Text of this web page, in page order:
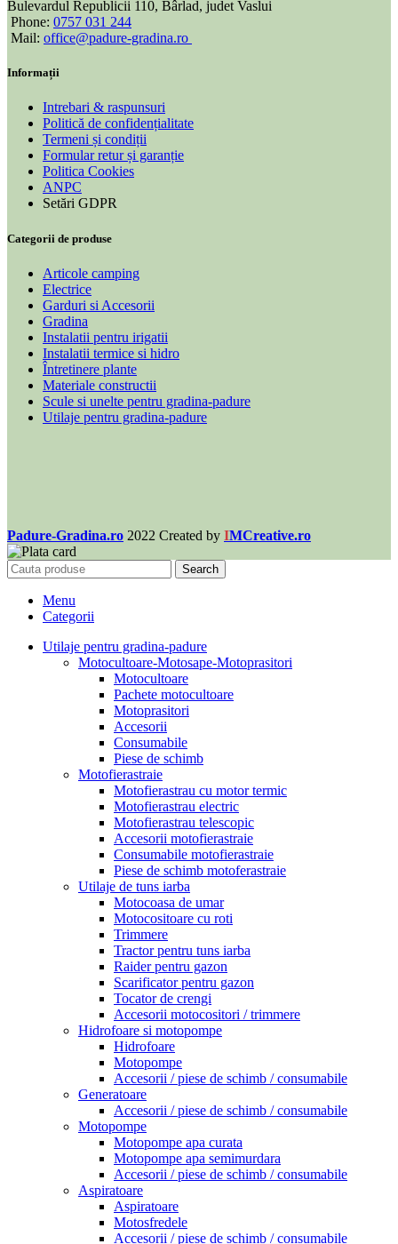
Bulevardul Republicii 110, Bârlad, judet Vaslui
Phone: 0757 031 244
Mail: office@padure-gradina.ro
Informații
Intrebari & raspunsuri
Politică de confidențialitate
Termeni și condiții
Formular retur și garanție
Politica Cookies
ANPC
Setări GDPR
Categorii de produse
Articole camping
Electrice
Garduri si Accesorii
Gradina
Instalatii pentru irigatii
Instalatii termice si hidro
Întretinere plante
Materiale constructii
Scule si unelte pentru gradina-padure
Utilaje pentru gradina-padure
Padure-Gradina.ro 2022 Created by IMCreative.ro
Search
Menu
Categorii
Utilaje pentru gradina-padure
Motocultoare-Motosape-Motoprasitori
Motocultoare
Pachete motocultoare
Motoprasitori
Accesorii
Consumabile
Piese de schimb
Motofierastraie
Motofierastrau cu motor termic
Motofierastrau electric
Motofierastrau telescopic
Accesorii motofierastraie
Consumabile motofierastraie
Piese de schimb motoferastraie
Utilaje de tuns iarba
Motocoasa de umar
Motocositoare cu roti
Trimmere
Tractor pentru tuns iarba
Raider pentru gazon
Scarificator pentru gazon
Tocator de crengi
Accesorii motocositori / trimmere
Hidrofoare si motopompe
Hidrofoare
Motopompe
Accesorii / piese de schimb / consumabile
Generatoare
Accesorii / piese de schimb / consumabile
Motopompe
Motopompe apa curata
Motopompe apa semimurdara
Accesorii / piese de schimb / consumabile
Aspiratoare
Aspiratoare
Motosfredele
Accesorii / piese de schimb / consumabile